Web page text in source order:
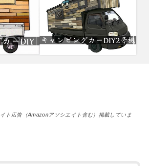
ト広告（Amazonアソシエイト含む）掲載していま